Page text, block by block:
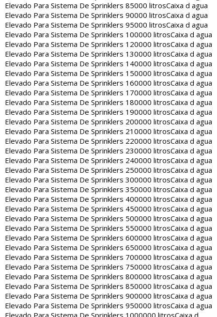
Elevado Para Sistema De Sprinklers 85000 litrosCaixa d agua
Elevado Para Sistema De Sprinklers 90000 litrosCaixa d agua
Elevado Para Sistema De Sprinklers 95000 litrosCaixa d agua
Elevado Para Sistema De Sprinklers 100000 litrosCaixa d agua
Elevado Para Sistema De Sprinklers 120000 litrosCaixa d agua
Elevado Para Sistema De Sprinklers 130000 litrosCaixa d agua
Elevado Para Sistema De Sprinklers 140000 litrosCaixa d agua
Elevado Para Sistema De Sprinklers 150000 litrosCaixa d agua
Elevado Para Sistema De Sprinklers 160000 litrosCaixa d agua
Elevado Para Sistema De Sprinklers 170000 litrosCaixa d agua
Elevado Para Sistema De Sprinklers 180000 litrosCaixa d agua
Elevado Para Sistema De Sprinklers 190000 litrosCaixa d agua
Elevado Para Sistema De Sprinklers 200000 litrosCaixa d agua
Elevado Para Sistema De Sprinklers 210000 litrosCaixa d agua
Elevado Para Sistema De Sprinklers 220000 litrosCaixa d agua
Elevado Para Sistema De Sprinklers 230000 litrosCaixa d agua
Elevado Para Sistema De Sprinklers 240000 litrosCaixa d agua
Elevado Para Sistema De Sprinklers 250000 litrosCaixa d agua
Elevado Para Sistema De Sprinklers 300000 litrosCaixa d agua
Elevado Para Sistema De Sprinklers 350000 litrosCaixa d agua
Elevado Para Sistema De Sprinklers 400000 litrosCaixa d agua
Elevado Para Sistema De Sprinklers 450000 litrosCaixa d agua
Elevado Para Sistema De Sprinklers 500000 litrosCaixa d agua
Elevado Para Sistema De Sprinklers 550000 litrosCaixa d agua
Elevado Para Sistema De Sprinklers 600000 litrosCaixa d agua
Elevado Para Sistema De Sprinklers 650000 litrosCaixa d agua
Elevado Para Sistema De Sprinklers 700000 litrosCaixa d agua
Elevado Para Sistema De Sprinklers 750000 litrosCaixa d agua
Elevado Para Sistema De Sprinklers 800000 litrosCaixa d agua
Elevado Para Sistema De Sprinklers 850000 litrosCaixa d agua
Elevado Para Sistema De Sprinklers 900000 litrosCaixa d agua
Elevado Para Sistema De Sprinklers 950000 litrosCaixa d agua